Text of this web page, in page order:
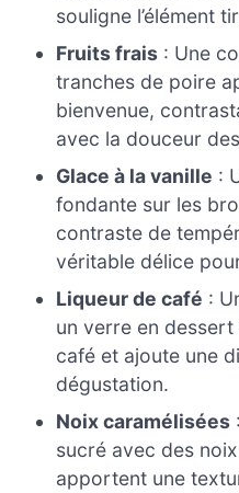
souligne l’élément
Fruits frais : Une
tranches de poire
bienvenue,
avec la douceur
Glace à la vanille :
fondante sur les
contraste de
véritable délice
Liqueur de café :
un verre en
café et ajoute une
dégustation.
Noix caramélisées
sucré avec des
apportent une